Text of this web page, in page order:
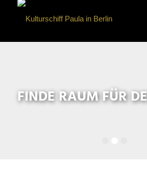
FINDE RAUM FÜR